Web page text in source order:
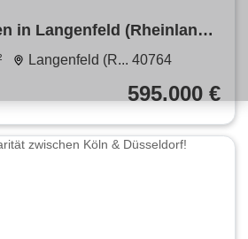
in Langenfeld (Rheinland)
Langenfeld (R... 40764
595.000 €